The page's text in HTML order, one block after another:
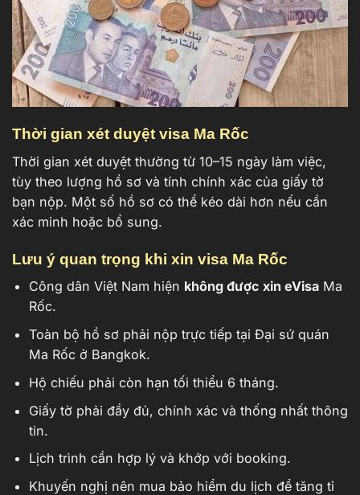
Thời gian xét duyệt visa Ma Rốc
Thời gian xét duyệt thường từ 10–15 ngày làm việc,
tùy theo lượng hồ sơ và tính chính xác của giấy tờ
bạn nộp. Một số hồ sơ có thể kéo dài hơn nếu cần
xác minh hoặc bổ sung.
Lưu ý quan trọng khi xin visa Ma Rốc
Công dân Việt Nam hiện không được xin eVisa Ma
Rốc.
Toàn bộ hồ sơ phải nộp trực tiếp tại Đại sứ quán
Ma Rốc ở Bangkok.
Hộ chiếu phải còn hạn tối thiểu 6 tháng.
Giấy tờ phải đầy đủ, chính xác và thống nhất thông
tin.
Lịch trình cần hợp lý và khớp với booking.
Khuyến nghị nên mua bảo hiểm du lịch để tăng tỉ